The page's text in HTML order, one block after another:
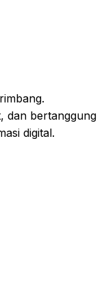
dan bertanggung
digital.